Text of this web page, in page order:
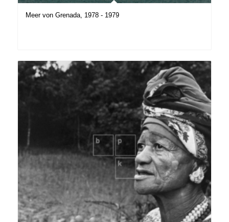
Meer von Grenada, 1978 - 1979